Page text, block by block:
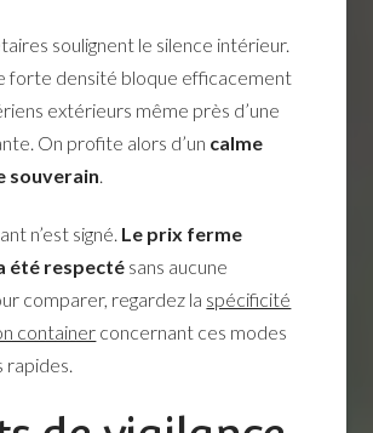
soulignent le silence intérieur.
forte densité bloque efficacement
extérieurs même près d’une
On profite alors d’un calme
souverain.
n’est signé. Le prix ferme
été respecté sans aucune
comparer, regardez la spécificité
container concernant ces modes
rapides.